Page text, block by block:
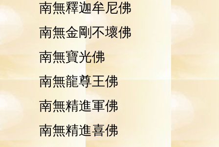
南無釋迦牟尼佛
南無金剛不壞佛
南無寶光佛
南無龍尊王佛
南無精進軍佛
南無精進喜佛